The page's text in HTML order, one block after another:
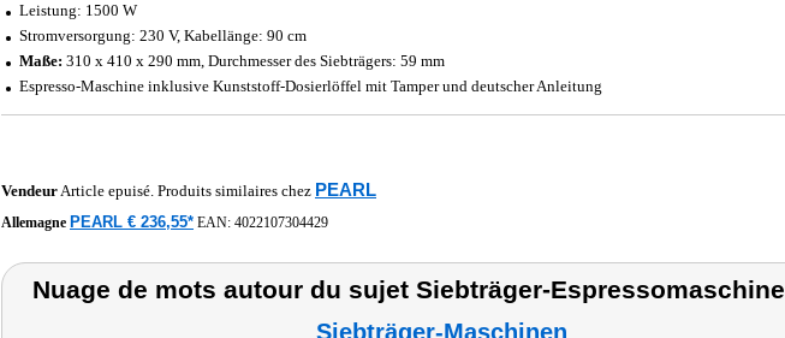
Leistung: 1500 W
Stromversorgung: 230 V, Kabellänge: 90 cm
Maße: 310 x 410 x 290 mm, Durchmesser des Siebträgers: 59 mm
Espresso-Maschine inklusive Kunststoff-Dosierlöffel mit Tamper und deutscher Anleitung
VendeurArticle epuisé. Produits similaires chez PEARL
Allemagne PEARL € 236,55* EAN: 4022107304429
Nuage de mots autour du sujet Siebträger-Espressomaschine
Siebträger-Maschinen